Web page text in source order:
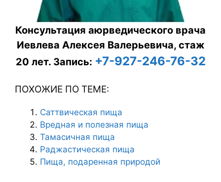
Консультация аюрведического врача
Иевлева Алексея Валерьевича, стаж
20 лет. Запись: +7-927-246-76-32
ПОХОЖИЕ ПО ТЕМЕ:
Саттвическая пища
Вредная и полезная пища
Тамасичная пища
Раджастическая пища
Пища, подаренная природой